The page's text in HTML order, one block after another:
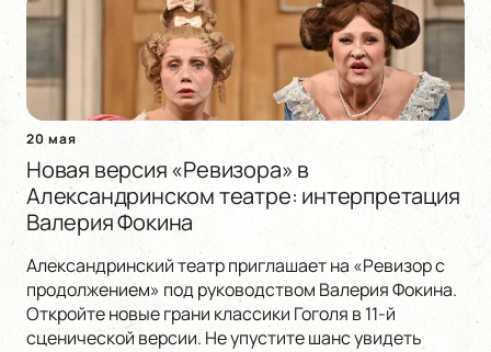
20 мая
Новая версия «Ревизора» в
Александринском театре: интерпретация
Валерия Фокина
Александринский театр приглашает на «Ревизор с
продолжением» под руководством Валерия Фокина.
Откройте новые грани классики Гоголя в 11-й
сценической версии. Не упустите шанс увидеть